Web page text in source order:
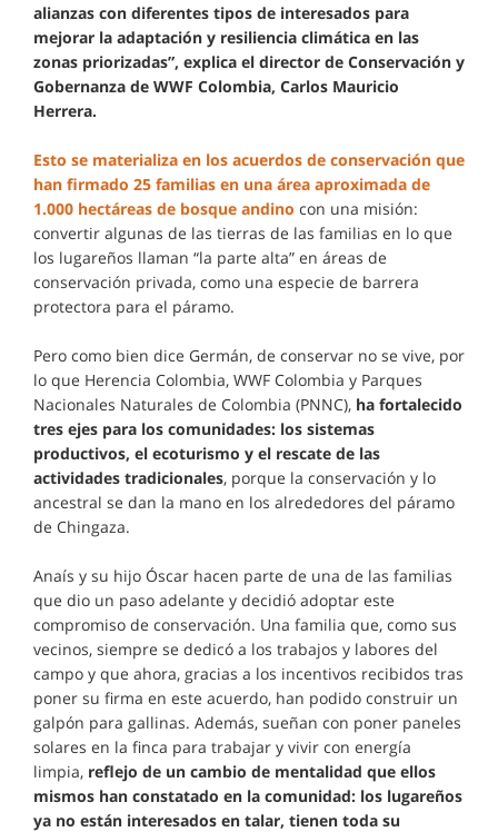
alianzas con diferentes tipos de interesados para
mejorar la adaptación y resiliencia climática en las
zonas priorizadas”, explica el director de Conservación y
Gobernanza de WWF Colombia, Carlos Mauricio
Herrera.
Esto se materializa en los acuerdos de conservación que
han firmado 25 familias en una área aproximada de
1.000 hectáreas de bosque andino con una misión:
convertir algunas de las tierras de las familias en lo que
los lugareños llaman “la parte alta” en áreas de
conservación privada, como una especie de barrera
protectora para el páramo.
Pero como bien dice Germán, de conservar no se vive, por
lo que Herencia Colombia, WWF Colombia y Parques
Nacionales Naturales de Colombia (PNNC), ha fortalecido
tres ejes para los comunidades: los sistemas
productivos, el ecoturismo y el rescate de las
actividades tradicionales, porque la conservación y lo
ancestral se dan la mano en los alrededores del páramo
de Chingaza.
Anaís y su hijo Óscar hacen parte de una de las familias
que dio un paso adelante y decidió adoptar este
compromiso de conservación. Una familia que, como sus
vecinos, siempre se dedicó a los trabajos y labores del
campo y que ahora, gracias a los incentivos recibidos tras
poner su firma en este acuerdo, han podido construir un
galpón para gallinas. Además, sueñan con poner paneles
solares en la finca para trabajar y vivir con energía
limpia, reflejo de un cambio de mentalidad que ellos
mismos han constatado en la comunidad: los lugareños
ya no están interesados en talar, tienen toda su